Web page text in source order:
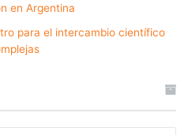
en Argentina
para el intercambio científico